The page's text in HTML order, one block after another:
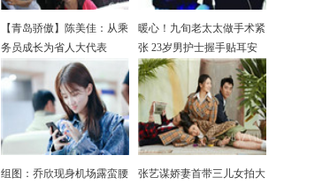
【青岛骄傲】陈美佳：从乘
务员成长为省人大代表
暖心！九旬老太太做手术紧
张 23岁男护士握手贴耳安
慰
组图：乔欣现身机场露蛮腰
张艺谋娇妻首带三儿女拍大